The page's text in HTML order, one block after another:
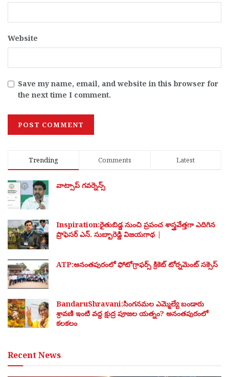
Website
Save my name, email, and website in this browser for
the next time I comment.
Trending Comments Latest
వాట్సాప్ గవర్నెన్స్
Inspiration:రైతుబిడ్డ నుంచి ప్రపంచ శాస్త్రవేత్తగా ఎదిగిన
ప్రొఫెసర్ ఎన్. సుబ్బారెడ్డి విజయగాథ |
ATP:అనంతపురంలో ఫోటోగ్రాఫర్స్ క్రికెట్ టోర్నమెంట్ సక్సెస్
BandaruShravani:సింగనమల ఎమ్మెల్యే బండారు
శ్రావణి ఇంటి వద్ద క్షుద్ర పూజల యత్నం? అనంతపురంలో
కలకలం
Recent News